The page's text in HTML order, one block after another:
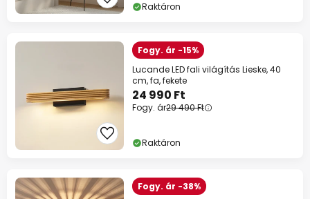
Raktáron
Fogy. ár -15%
Lucande LED fali világítás Lieske, 40
cm, fa, fekete
24 990 Ft
Fogy. ár29 490 Ft
Raktáron
Fogy. ár -38%